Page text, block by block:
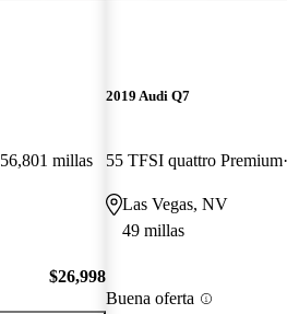
56,801 millas
$26,998
2019 Audi Q7
55 TFSI quattro Premium
Las Vegas, NV
49 millas
Buena oferta